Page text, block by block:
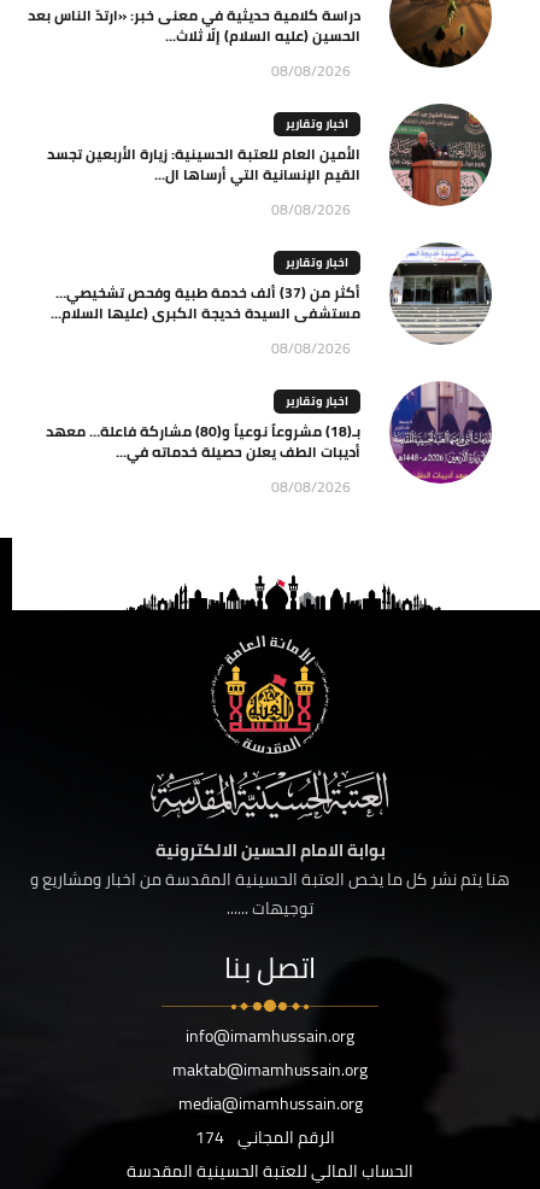
دراسة كلامية حديثية في معنى خبر: «ارتدّ الناس بعد
الحسين (عليه السلام) إلّا ثلاث...
08/08/2026
اخبار وتقارير
الأمين العام للعتبة الحسينية: زيارة الأربعين تجسد
القيم الإنسانية التي أرساها ال...
08/08/2026
اخبار وتقارير
أكثر من (37) ألف خدمة طبية وفحص تشخيصي…
مستشفى السيدة خديجة الكبرى (عليها السلام...
08/08/2026
اخبار وتقارير
بـ(18) مشروعاً نوعياً و(80) مشاركة فاعلة… معهد
أديبات الطف يعلن حصيلة خدماته في...
08/08/2026
بوابة الامام الحسين الالكترونية
هنا يتم نشر كل ما يخص العتبة الحسينية المقدسة من اخبار ومشاريع و
توجيهات ......
اتصل بنا
info@imamhussain.org
maktab@imamhussain.org
media@imamhussain.org
الرقم المجاني 174
الحساب المالي للعتبة الحسينية المقدسة